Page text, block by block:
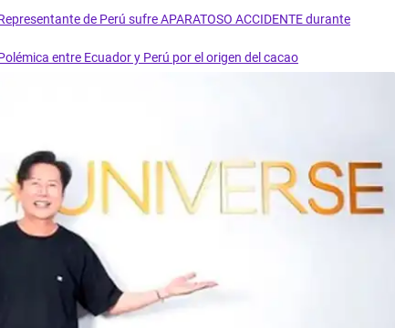
de Perú sufre APARATOSO ACCIDENTE durante
entre Ecuador y Perú por el origen del cacao